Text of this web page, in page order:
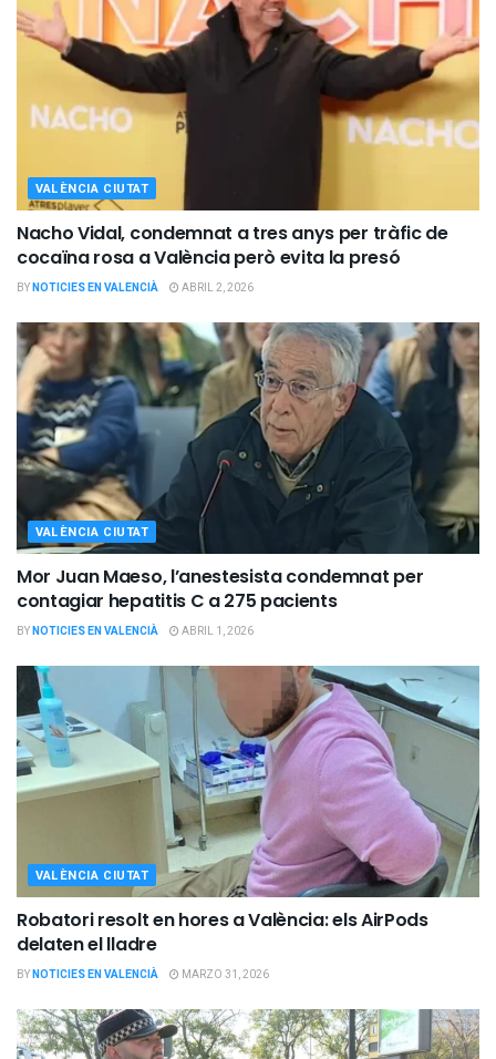
VALÈNCIA CIUTAT
Nacho Vidal, condemnat a tres anys per tràfic de
cocaïna rosa a València però evita la presó
BYNOTICIES EN VALENCIÀ ABRIL 2, 2026
VALÈNCIA CIUTAT
Mor Juan Maeso, l’anestesista condemnat per
contagiar hepatitis C a 275 pacients
BYNOTICIES EN VALENCIÀ ABRIL 1, 2026
VALÈNCIA CIUTAT
Robatori resolt en hores a València: els AirPods
delaten el lladre
BYNOTICIES EN VALENCIÀ MARZO 31, 2026